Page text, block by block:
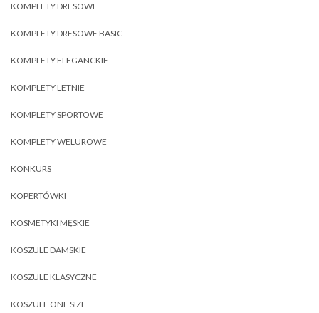
KOMPLETY DRESOWE
KOMPLETY DRESOWE BASIC
KOMPLETY ELEGANCKIE
KOMPLETY LETNIE
KOMPLETY SPORTOWE
KOMPLETY WELUROWE
KONKURS
KOPERTÓWKI
KOSMETYKI MĘSKIE
KOSZULE DAMSKIE
KOSZULE KLASYCZNE
KOSZULE ONE SIZE